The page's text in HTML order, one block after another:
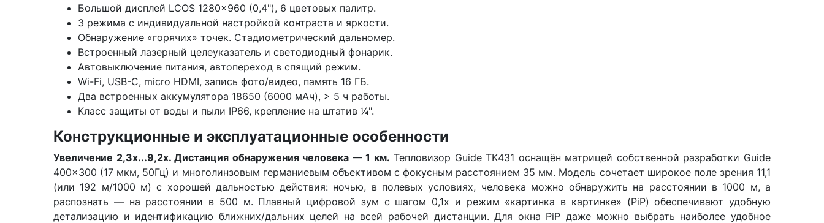
Большой дисплей LCOS 1280×960 (0,4"), 6 цветовых палитр.
3 режима с индивидуальной настройкой контраста и яркости.
Обнаружение «горячих» точек. Стадиометрический дальномер.
Встроенный лазерный целеуказатель и светодиодный фонарик.
Автовыключение питания, автопереход в спящий режим.
Wi-Fi, USB-C, micro HDMI, запись фото/видео, память 16 ГБ.
Два встроенных аккумулятора 18650 (6000 мАч), > 5 ч работы.
Класс защиты от воды и пыли IP66, крепление на штатив 1⁄4".
Конструкционные и эксплуатационные особенности
Увеличение 2,3x...9,2x. Дистанция обнаружения человека — 1 км. Тепловизор Guide TK431 оснащён матрицей собственной разработки Guide
400×300 (17 мкм, 50Гц) и многолинзовым германиевым объективом с фокусным расстоянием 35 мм. Модель сочетает широкое поле зрения 11,1
(или 192 м/1000 м) с хорошей дальностью действия: ночью, в полевых условиях, человека можно обнаружить на расстоянии в 1000 м, а
распознать — на расстоянии в 500 м. Плавный цифровой зум с шагом 0,1x и режим «картинка в картинке» (PiP) обеспечивают удобную
детализацию и идентификацию ближних/дальних целей на всей рабочей дистанции. Для окна PiP даже можно выбрать наиболее удобное